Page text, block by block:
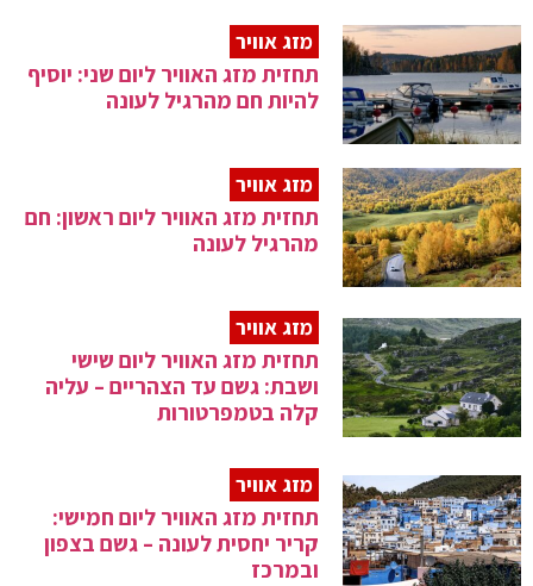
מזג אוויר
תחזית מזג האוויר ליום שני: יוסיף
להיות חם מהרגיל לעונה
מזג אוויר
תחזית מזג האוויר ליום ראשון: חם
מהרגיל לעונה
מזג אוויר
תחזית מזג האוויר ליום שישי
ושבת: גשם עד הצהריים – עליה
קלה בטמפרטורות
מזג אוויר
תחזית מזג האוויר ליום חמישי:
קריר יחסית לעונה – גשם בצפון
ובמרכז